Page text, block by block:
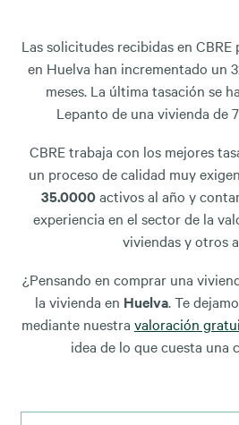
Las solicitudes recibidas en
en Huelva han incrementado un
meses. La última tasación se
Lepanto de una vivienda de
CBRE trabaja con los mejores
un proceso de calidad muy
35.0000activos al año y
experiencia en el sector de la
viviendas y otros
¿Pensando en comprar una
la vivienda en Huelva. Te
mediante nuestra valoración
idea de lo que cuesta una